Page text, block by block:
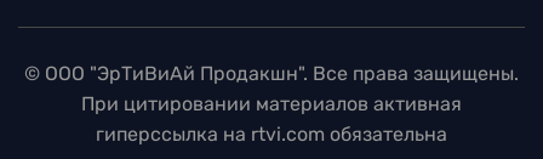
© ООО "ЭрТиВиАй Продакшн". Все права защищены.
При цитировании материалов активная
гиперссылка на rtvi.com обязательна